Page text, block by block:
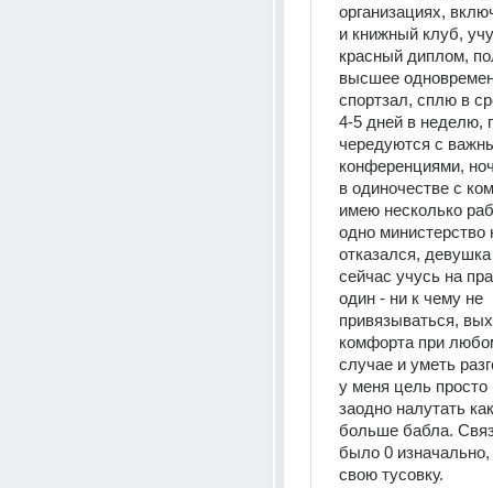
организациях,
и книжный клуб,
красный диплом,
высшее
спортзал, сплю в
4-5 дней в неделю,
чередуются с
конференциями,
в одиночестве с
имею несколько
одно министерство
отказался,
сейчас учусь на
один - ни к чему не
привязываться,
комфорта при
случае и уметь
у меня цель просто
заодно налутать
больше бабла.
было 0
свою тусовку.